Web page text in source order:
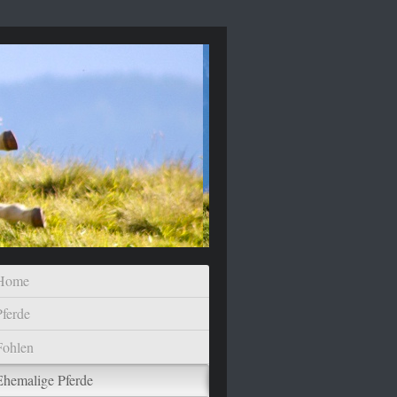
Pferde